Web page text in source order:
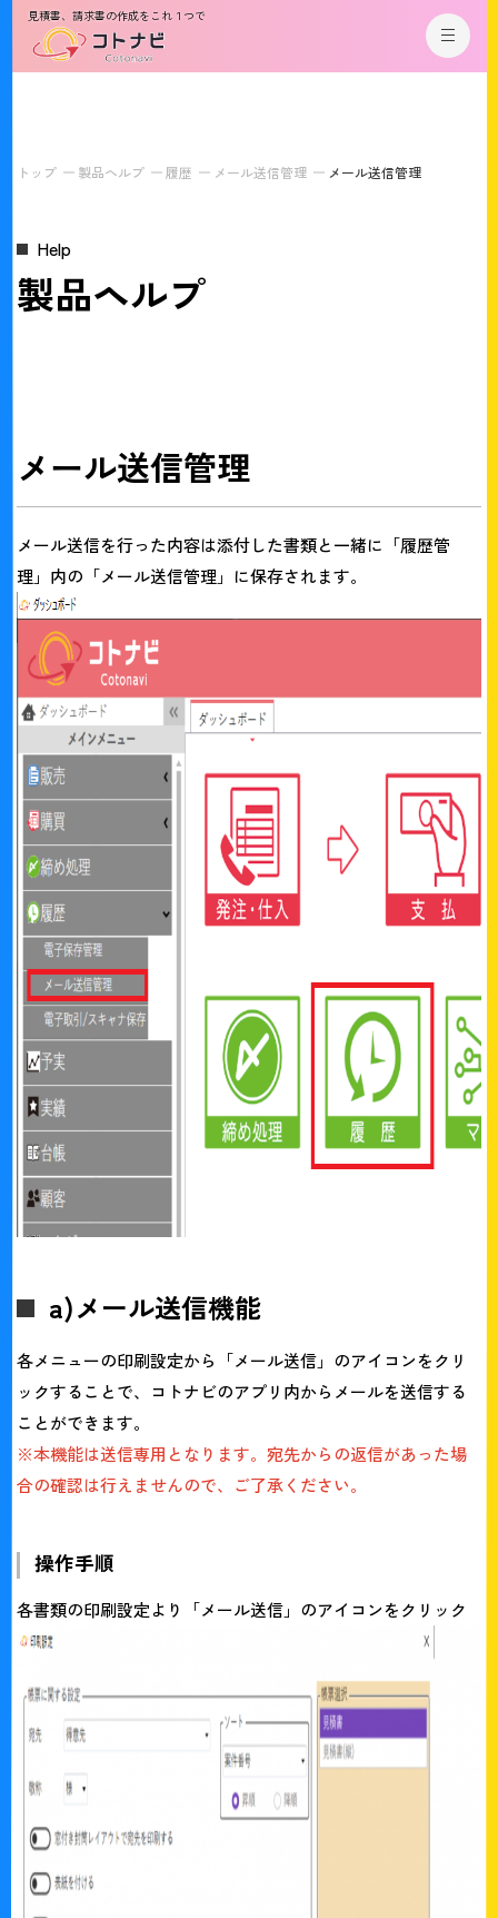
見積書、請求書の作成をこれ１つで
トップ 製品ヘルプ 履歴 メール送信管理 メール送信管理
Help
製品ヘルプ
メール送信管理
メール送信を行った内容は添付した書類と一緒に「履歴管
理」内の「メール送信管理」に保存されます。
a)メール送信機能
各メニューの印刷設定から「メール送信」のアイコンをクリ
ックすることで、コトナビのアプリ内からメールを送信する
ことができます。
※本機能は送信専用となります。宛先からの返信があった場
合の確認は行えませんので、ご了承ください。
操作手順
各書類の印刷設定より「メール送信」のアイコンをクリック